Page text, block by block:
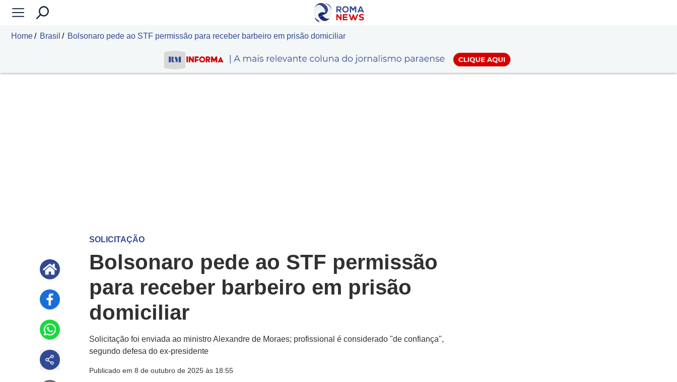
Home Brasil Bolsonaro pede ao STF permissão para receber barbeiro em prisão domiciliar
SOLICITAÇÃO
Bolsonaro pede ao STF permissão
para receber barbeiro em prisão
domiciliar
Solicitação foi enviada ao ministro Alexandre de Moraes; profissional é considerado "de confiança",
segundo defesa do ex-presidente
Publicado em 8 de outubro de 2025 às 18:55